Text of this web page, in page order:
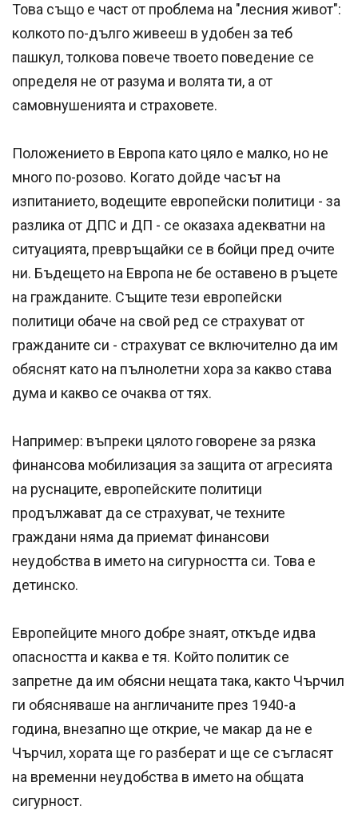
Това също е част от проблема на "лесния живот":
колкото по-дълго живееш в удобен за теб
пашкул, толкова повече твоето поведение се
определя не от разума и волята ти, а от
самовнушенията и страховете.
Положението в Европа като цяло е малко, но не
много по-розово. Когато дойде часът на
изпитанието, водещите европейски политици - за
разлика от ДПС и ДП - се оказаха адекватни на
ситуацията, превръщайки се в бойци пред очите
ни. Бъдещето на Европа не бе оставено в ръцете
на гражданите. Същите тези европейски
политици обаче на свой ред се страхуват от
гражданите си - страхуват се включително да им
обяснят като на пълнолетни хора за какво става
дума и какво се очаква от тях.
Например: въпреки цялото говорене за рязка
финансова мобилизация за защита от агресията
на руснаците, европейските политици
продължават да се страхуват, че техните
граждани няма да приемат финансови
неудобства в името на сигурността си. Това е
детинско.
Европейците много добре знаят, откъде идва
опасността и каква е тя. Който политик се
запретне да им обясни нещата така, както Чърчил
ги обясняваше на англичаните през 1940-а
година, внезапно ще открие, че макар да не е
Чърчил, хората ще го разберат и ще се съгласят
на временни неудобства в името на общата
сигурност.